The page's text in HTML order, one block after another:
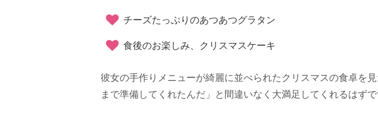
チーズたっぷりのあつあつグラタン
食後のお楽しみ、クリスマスケーキ
彼女の手作りメニューが綺麗に並べられたクリスマスの食卓を
まで準備してくれたんだ」と間違いなく大満足してくれるはずで